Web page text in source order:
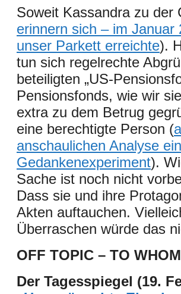
Soweit Kassandra zu der
erinnern sich – im Januar
unser Parkett erreichte).
tun sich regelrechte
beteiligten „US-
Pensionsfonds, wie wir
extra zu dem Betrug
eine berechtigte Person (
anschaulichen Analyse
Gedankenexperiment).
Sache ist noch nicht
Dass sie und ihre
Akten auftauchen.
Überraschen würde das
OFF TOPIC – TO
Der Tagesspiegel (19.